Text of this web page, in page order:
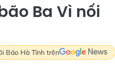
Ba Vì nối
Báo Hà Tĩnh trên